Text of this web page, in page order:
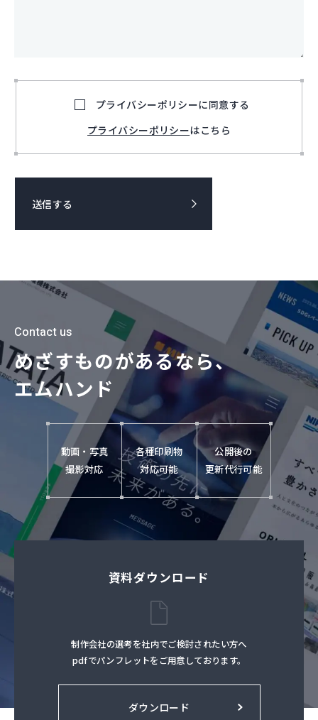
プライバシーポリシーに同意する
プライバシーポリシーはこちら
送信する
Contact us
めざすものがあるなら、
エムハンド
動画・写真
撮影対応
各種印刷物
対応可能
公開後の
更新代行可能
資料ダウンロード
制作会社の選考を社内でご検討されたい方へ
pdfでパンフレットをご用意しております。
ダウンロード